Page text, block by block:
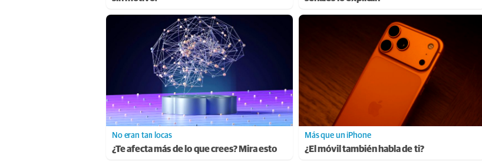
No eran tan locas
¿Te afecta más de lo que crees? Mira esto
Más que un iPhone
¿El móvil también habla de ti?